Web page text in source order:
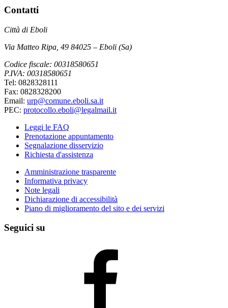
Contatti
Città di Eboli
Via Matteo Ripa, 49 84025 – Eboli (Sa)
Codice fiscale: 00318580651
P.IVA: 00318580651
Tel: 0828328111
Fax: 0828328200
Email: urp@comune.eboli.sa.it
PEC: protocollo.eboli@legalmail.it
Leggi le FAQ
Prenotazione appuntamento
Segnalazione disservizio
Richiesta d'assistenza
Amministrazione trasparente
Informativa privacy
Note legali
Dichiarazione di accessibilità
Piano di miglioramento del sito e dei servizi
Seguici su